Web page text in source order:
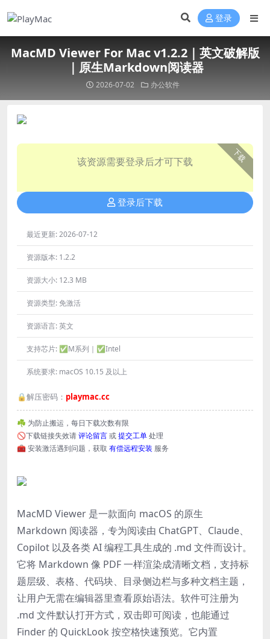
登录
MacMD Viewer For Mac v1.2.2｜英文破解版
｜原生Markdown阅读器
2026-07-02 办公软件
下载
该资源需要登录后才可下载
登录后下载
最近更新:2026-07-12
资源版本: 1.2.2
资源大小: 12.3 MB
资源类型:免激活
资源语言:英文
支持芯片: ✅M系列｜✅Intel
系统要求: macOS 10.15 及以上
🔒解压密码： playmac.cc
☘️ 为防止搬运，每日下载次数有限
🚫下载链接失效请评论留言或提交工单处理
🧰 安装激活遇到问题，获取 有偿远程安装 服务
MacMD Viewer 是一款面向 macOS 的原生
Markdown 阅读器，专为阅读由 ChatGPT、Claude、
Copilot 以及各类 AI 编程工具生成的 .md 文件而设计。
它将 Markdown 像 PDF 一样渲染成清晰文档，支持标
题层级、表格、代码块、目录侧边栏与多种文档主题，
让用户无需在编辑器里查看原始语法。软件可注册为
.md 文件默认打开方式，双击即可阅读，也能通过
Finder 的 QuickLook 按空格快速预览。它内置